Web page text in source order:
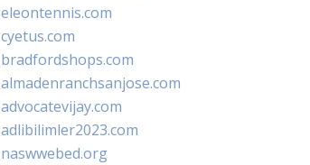
eleontennis.com
cyetus.com
bradfordshops.com
almadenranchsanjose.com
advocatevijay.com
adlibilimler2023.com
naswwebed.org